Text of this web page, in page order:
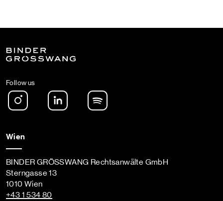
Follow us
Instagram LinkedIn
Wien
BINDER GRÖSSWANG Rechtsanwälte GmbH
Sterngasse 13
1010 Wien
+43 1 534 80